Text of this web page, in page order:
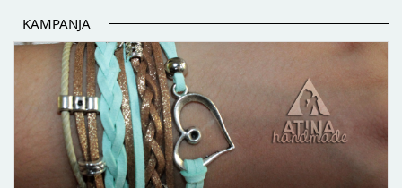
KAMPANJA